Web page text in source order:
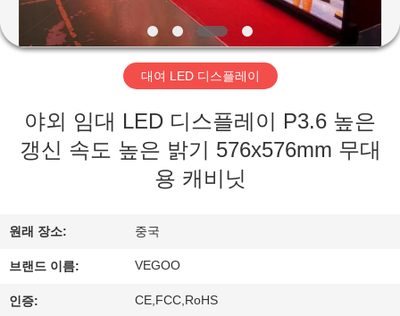
비
디
우
에
관
한
대여 LED 디스플레이
야외 임대 LED 디스플레이 P3.6 높은
갱신 속도 높은 밝기 576x576mm 무대
용 캐비닛
원래 장소: 중국
브랜드 이름: VEGOO
인증: CE,FCC,RoHS